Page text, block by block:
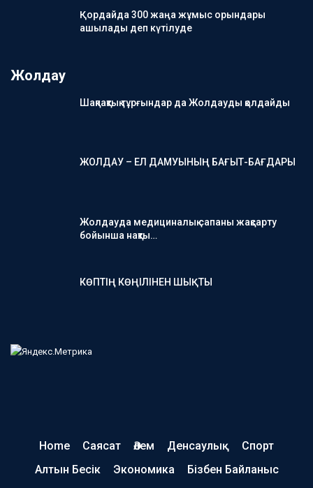
Қордайда 300 жаңа жұмыс орындары
ашылады деп күтілуде
Жолдау
Шақпақтық тұрғындар да Жолдауды қолдайды
ЖОЛДАУ – ЕЛ ДАМУЫНЫҢ БАҒЫТ-БАҒДАРЫ
Жолдауда медициналық сапаны жақсарту
бойынша нақты…
КӨПТІҢ КӨҢІЛІНЕН ШЫҚТЫ
Home Саясат Әлем Денсаулық
Спорт
Алтын Бесік
Экономика Бізбен Байланыс